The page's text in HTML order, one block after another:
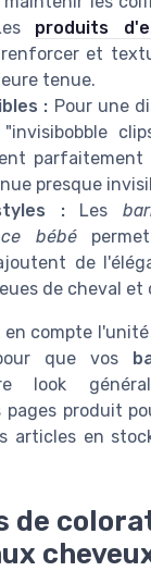
produits
et
tenue.
: Pour une
parfaitement
presque
:Les
bébé
de
de cheval et
en compte
que vos
look
produit
articles en
de